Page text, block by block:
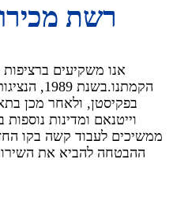
רשת
אנו משקיעים
בפקיסטן, ולאחר מכן
וייטנאם ומדינות
ממשיכים לעבוד קשה בקו
ההבטחה להביא את